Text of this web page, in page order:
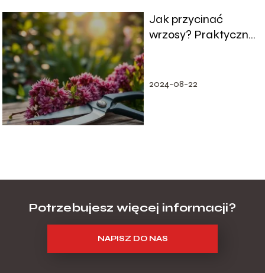
Jak przycinać
wrzosy? Praktyczne
2024-08-22
Potrzebujesz więcej informacji?
NAPISZ DO NAS